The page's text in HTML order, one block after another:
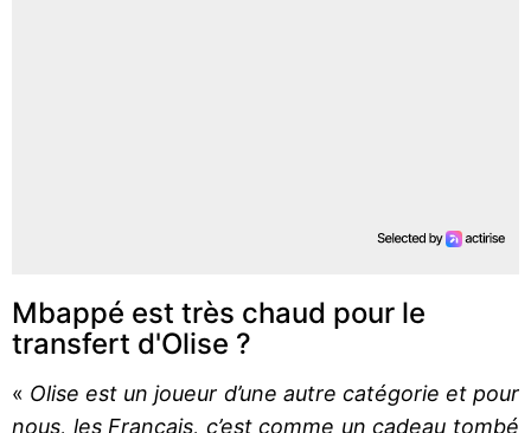
Mbappé est très chaud pour le
transfert d'Olise ?
« Olise est un joueur d’une autre catégorie et pour
nous, les Français, c’est comme un cadeau tombé